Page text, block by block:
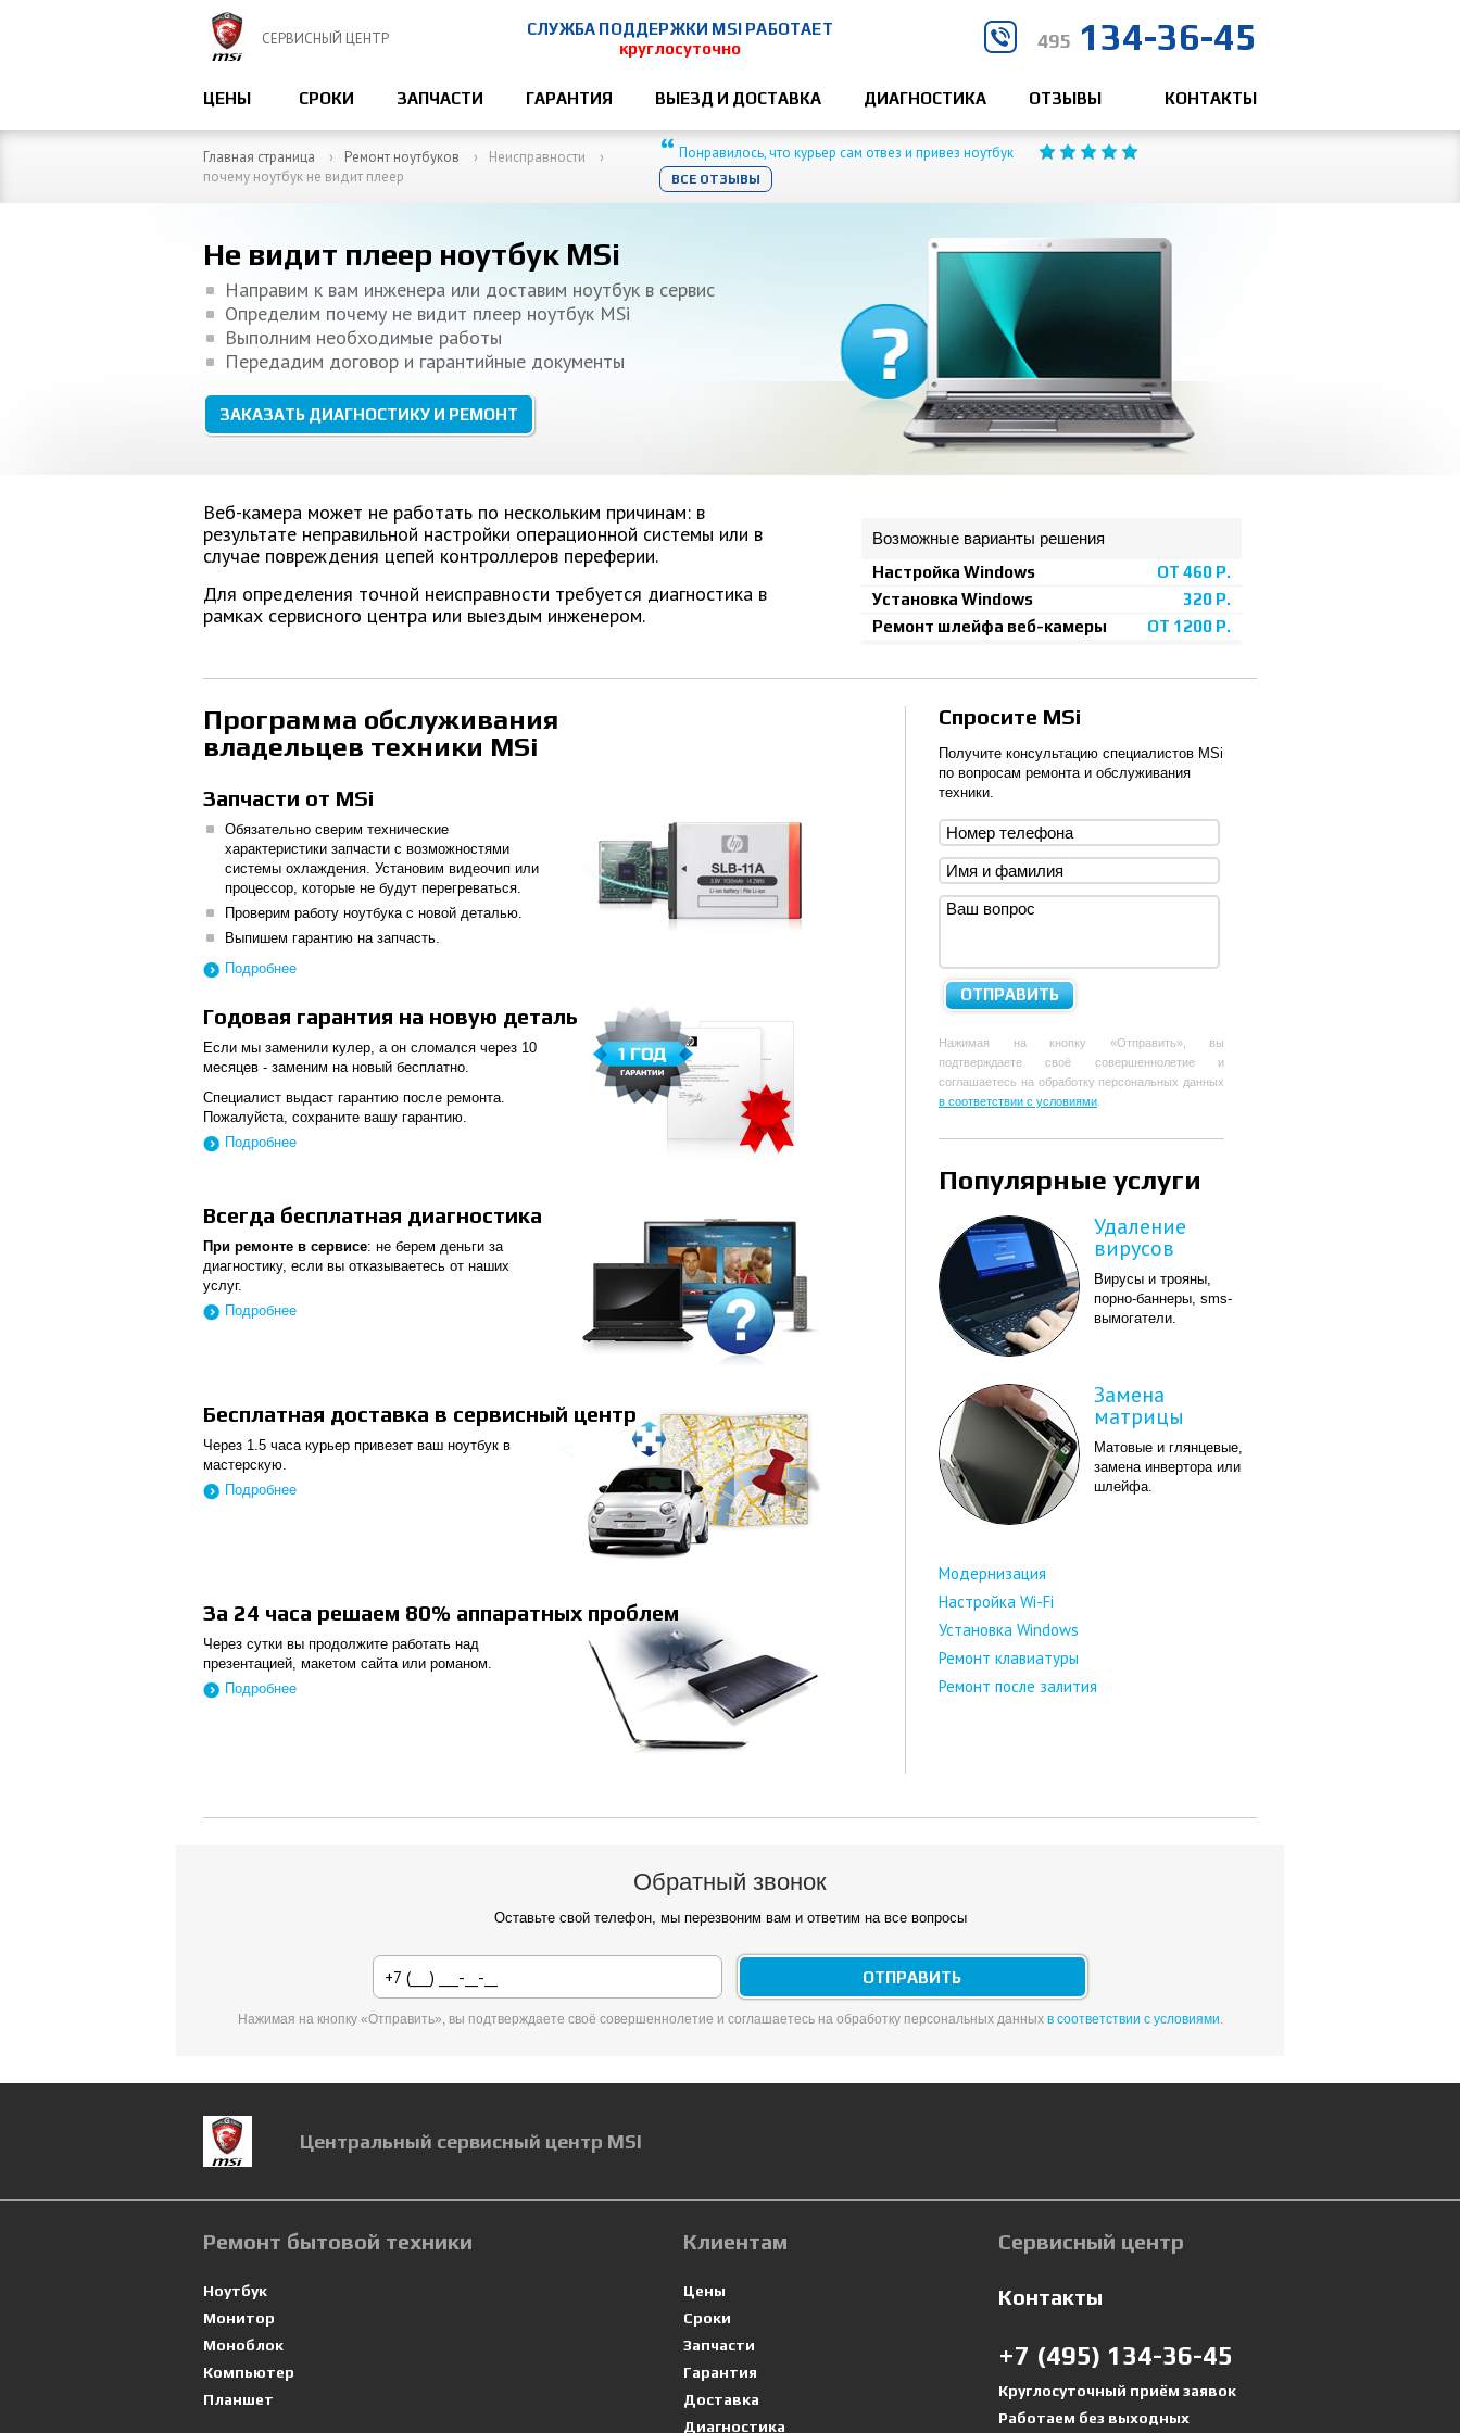
СЕРВИСНЫЙ ЦЕНТР
СЛУЖБА ПОДДЕРЖКИ MSI РАБОТАЕТ
круглосуточно
495 134-36-45
ЦЕНЫ СРОКИ ЗАПЧАСТИ ГАРАНТИЯ ВЫЕЗД И ДОСТАВКА ДИАГНОСТИКА ОТЗЫВЫ КОНТАКТЫ
Главная страница Ремонт ноутбуков
Неисправности
почему ноутбук не видит плеер
“Понравилось, что курьер сам отвез и привез ноутбук
ВСЕ ОТЗЫВЫ
Не видит плеер ноутбук MSi
Направим к вам инженера или доставим ноутбук в сервис
Определим почему не видит плеер ноутбук MSi
Выполним необходимые работы
Передадим договор и гарантийные документы
ЗАКАЗАТЬ ДИАГНОСТИКУ И РЕМОНТ
Веб-камера может не работать по нескольким причинам: в
результате неправильной настройки операционной системы или в
случае повреждения цепей контроллеров переферии.
Для определения точной неисправности требуется диагностика в
рамках сервисного центра или выездым инженером.
Возможные варианты решения
Настройка Windows
ОТ 460 Р.
Установка Windows
320 Р.
Ремонт шлейфа веб-камеры
ОТ 1200 Р.
Программа обслуживания
владельцев техники MSi
Запчасти от MSi
Обязательно сверим технические
характеристики запчасти с возможностями
системы охлаждения. Установим видеочип или
процессор, которые не будут перегреваться.
Проверим работу ноутбука с новой деталью.
Выпишем гарантию на запчасть.
Подробнее
Годовая гарантия на новую деталь
Если мы заменили кулер, а он сломался через 10
месяцев - заменим на новый бесплатно.
Специалист выдаст гарантию после ремонта.
Пожалуйста, сохраните вашу гарантию.
Подробнее
Всегда бесплатная диагностика
При ремонте в сервисе: не берем деньги за
диагностику, если вы отказываетесь от наших
услуг.
Подробнее
Бесплатная доставка в сервисный центр
Через 1.5 часа курьер привезет ваш ноутбук в
мастерскую.
Подробнее
За 24 часа решаем 80% аппаратных проблем
Через сутки вы продолжите работать над
презентацией, макетом сайта или романом.
Подробнее
Спросите MSi
Получите консультацию специалистов MSi
по вопросам ремонта и обслуживания
техники.
Нажимая на кнопку «Отправить», вы
подтверждаете своё совершеннолетие и
соглашаетесь на обработку персональных данных
в соответствии с условиями
Популярные услуги
Удаление
вирусов
Вирусы и трояны,
порно-баннеры, sms-
вымогатели.
Замена
матрицы
Матовые и глянцевые,
замена инвертора или
шлейфа.
Модернизация
Настройка Wi-Fi
Установка Windows
Ремонт клавиатуры
Ремонт после залития
Обратный звонок
Оставьте свой телефон, мы перезвоним вам и ответим на все вопросы
Нажимая на кнопку «Отправить», вы подтверждаете своё совершеннолетие и соглашаетесь на обработку персональных данных в соответствии с условиями.
Центральный сервисный центр MSI
Ремонт бытовой техники
Ноутбук
Монитор
Моноблок
Компьютер
Планшет
Клиентам
Цены
Сроки
Запчасти
Гарантия
Доставка
Диагностика
Сервисный центр
Контакты
+7 (495) 134-36-45
Круглосуточный приём заявок
Работаем без выходных